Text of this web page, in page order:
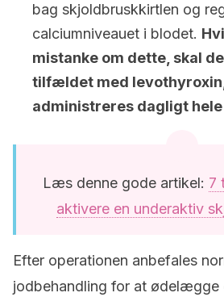
bag skjoldbruskkirtlen og
calciumniveauet i blodet.
mistanke om dette, skal
tilfældet med levothyroxin,
administreres dagligt
Læs denne gode artikel: 7
aktivere en underaktiv
Efter operationen anbefales
jodbehandling for at ødelægge